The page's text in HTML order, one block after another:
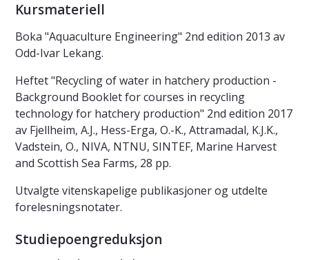
Kursmateriell
Boka "Aquaculture Engineering" 2nd edition 2013 av
Odd-Ivar Lekang.
Heftet "Recycling of water in hatchery production -
Background Booklet for courses in recycling
technology for hatchery production" 2nd edition 2017
av Fjellheim, A.J., Hess-Erga, O.-K., Attramadal, K.J.K.,
Vadstein, O., NIVA, NTNU, SINTEF, Marine Harvest
and Scottish Sea Farms, 28 pp.
Utvalgte vitenskapelige publikasjoner og utdelte
forelesningsnotater.
Studiepoengreduksjon